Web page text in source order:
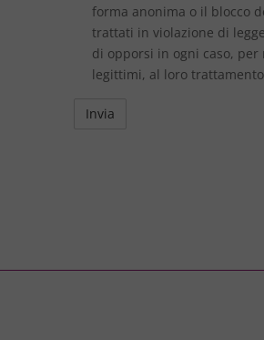
forma anonima o il blocco
trattati in violazione di
di opporsi in ogni caso, per
legittimi, al loro